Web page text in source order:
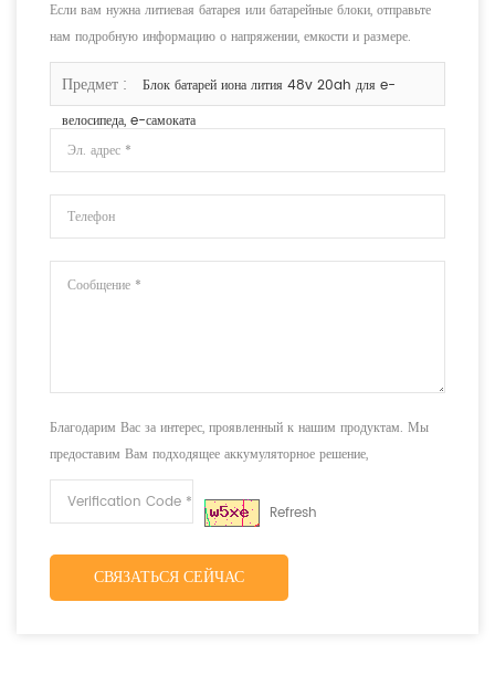
Если вам нужна литиевая батарея или батарейные блоки, отправьте
нам подробную информацию о напряжении, емкости и размере.
Предмет :
Блок батарей иона лития 48v 20ah для e-
велосипеда, e-самоката
Благодарим Вас за интерес, проявленный к нашим продуктам. Мы
предоставим Вам подходящее аккумуляторное решение,
соответствующее Вашим требованиям.
Refresh
СВЯЗАТЬСЯ СЕЙЧАС